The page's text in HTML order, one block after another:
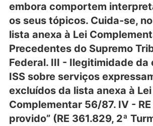
embora comportem
os seus tópicos. Cuida-se,
lista anexa à Lei
Precedentes do Supremo
Federal. III - Ilegitimidade da
ISS sobre serviços
excluídos da lista anexa à Lei
Complementar 56/87. IV -
provido” (RE 361.829, 2ª